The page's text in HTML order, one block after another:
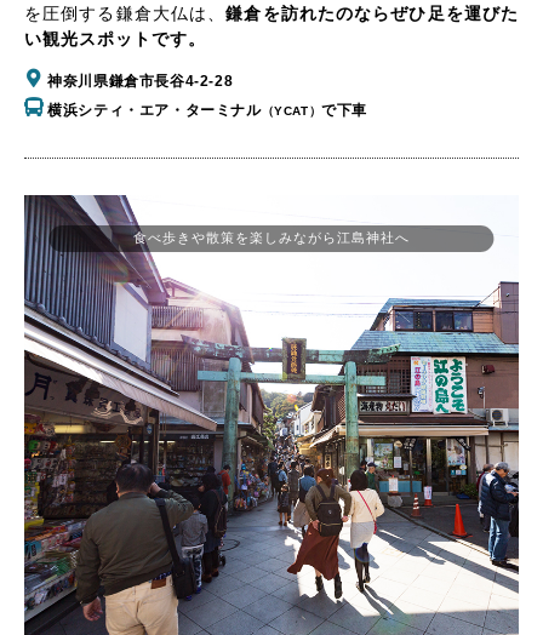
を圧倒する鎌倉大仏は、鎌倉を訪れたのならぜひ足を運びた
い観光スポットです。
神奈川県鎌倉市長谷4-2-28
横浜シティ・エア・ターミナル（YCAT）で下車
食べ歩きや散策を楽しみながら江島神社へ